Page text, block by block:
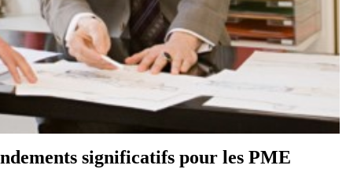
significatifs pour les PME